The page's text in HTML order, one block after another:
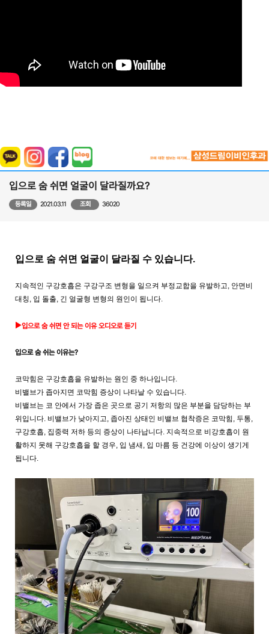
입으로 숨 쉬면 얼굴이 달라질까요?
등록일 2021.03.11 조회 36020
입으로 숨 쉬면 얼굴이 달라질 수 있습니다.
지속적인 구강호흡은 구강구조 변형을 일으켜 부정교합을 유발하고, 안면비
대칭, 입 돌출, 긴 얼굴형 변형의 원인이 됩니다.
▶입으로 숨 쉬면 안 되는 이유 오디오로 듣기
입으로 숨 쉬는 이유는?
코막힘은 구강호흡을 유발하는 원인 중 하나입니다.
비밸브가 좁아지면 코막힘 증상이 나타날 수 있습니다.
비밸브는 코 안에서 가장 좁은 곳으로 공기 저항의 많은 부분을 담당하는 부
위입니다. 비밸브가 낮아지고, 좁아진 상태인 비밸브 협착증은 코막힘, 두통,
구강호흡, 집중력 저하 등의 증상이 나타납니다. 지속적으로 비강호흡이 원
활하지 못해 구강호흡을 할 경우, 입 냄새, 입 마름 등 건강에 이상이 생기게
됩니다.